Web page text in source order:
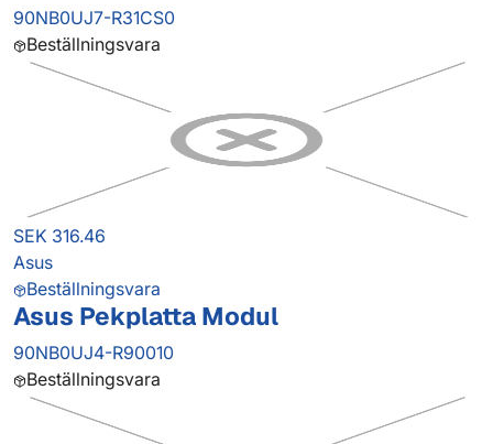
90NB0UJ7-R31CS0
Beställningsvara
SEK 316.46
Asus
Beställningsvara
Asus Pekplatta Modul
90NB0UJ4-R90010
Beställningsvara